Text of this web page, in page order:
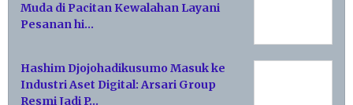
Muda di Pacitan Kewalahan Layani
Pesanan hi…
Hashim Djojohadikusumo Masuk ke
Industri Aset Digital: Arsari Group
Resmi Jadi P…